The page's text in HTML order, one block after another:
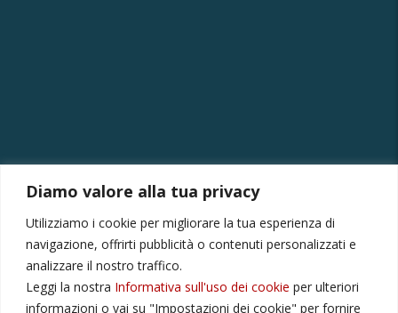
Diamo valore alla tua privacy
Utilizziamo i cookie per migliorare la tua esperienza di
navigazione, offrirti pubblicità o contenuti personalizzati e
analizzare il nostro traffico.
Leggi la nostra Informativa sull'uso dei cookie per ulteriori
informazioni o vai su "Impostazioni dei cookie" per fornire
Via Provinciale Montagna Spaccata 228/H Napoli
Raffaele +39 3282694809
r.colamussi@gmail.com